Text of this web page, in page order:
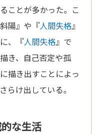
ことが多かった。こ
陽』や『人間失格』
、『人間失格』で
き、自己否定や孤
描き出すことによっ
らけ出している。
な生活